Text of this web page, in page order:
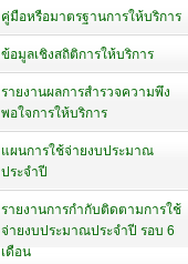
คู่มือหรือมาตรฐานการให้บริการ
ข้อมูลเชิงสถิติการให้บริการ
รายงานผลการสำรวจความพึง
พอใจการให้บริการ
แผนการใช้จ่ายงบประมาณ
ประจำปี
รายงานการกำกับติดตามการใช้
จ่ายงบประมาณประจำปี รอบ 6
เดือน